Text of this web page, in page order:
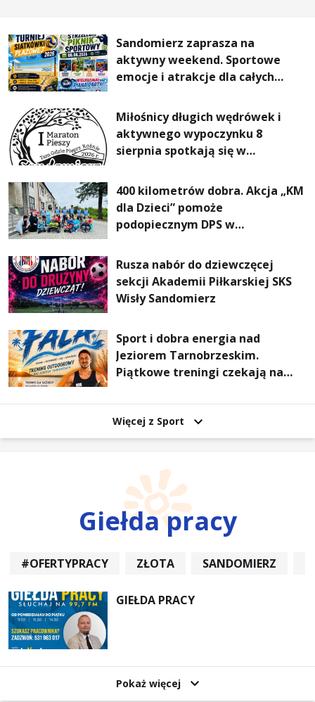
Sandomierz zaprasza na
aktywny weekend. Sportowe
emocje i atrakcje dla całych
Miłośnicy długich wędrówek i
aktywnego wypoczynku 8
sierpnia spotkają się w
Pieszym „Tam Gdzie Pieprz
Rośnie”
400 kilometrów dobra. Akcja „KM
dla Dzieci” pomoże
podopiecznym DPS w
Rusza nabór do dziewczęcej
sekcji Akademii Piłkarskiej SKS
Wisły Sandomierz
Sport i dobra energia nad
Jeziorem Tarnobrzeskim.
Piątkowe treningi czekają na
Więcej z Sport
Giełda pracy
#OFERTYPRACY ZŁOTA SANDOMIERZ
GIEŁDA PRACY
Pokaż więcej